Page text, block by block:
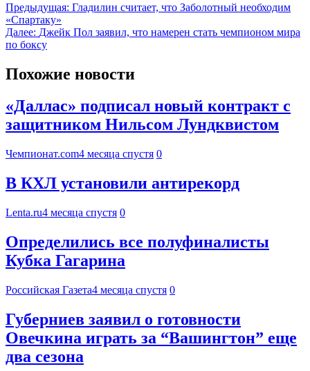
Предыдущая: Гладилин считает, что Заболотный необходим
«Спартаку»
Далее: Джейк Пол заявил, что намерен стать чемпионом мира
по боксу
Похожие новости
«Даллас» подписал новый контракт с
защитником Нильсом Лундквистом
Чемпионат.com4 месяца спустя 0
В КХЛ установили антирекорд
Lenta.ru4 месяца спустя 0
Определились все полуфиналисты
Кубка Гагарина
Российская Газета4 месяца спустя 0
Губерниев заявил о готовности
Овечкина играть за “Вашингтон” еще
два сезона